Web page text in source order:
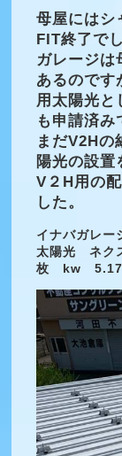
母屋にはシ
FIT終了でし
ガレージは
あるのです
用太陽光と
も申請済み
まだV2Hの
陽光の設置
V２H用の
した。
イナバガレー
太陽光 ネク
枚 kw